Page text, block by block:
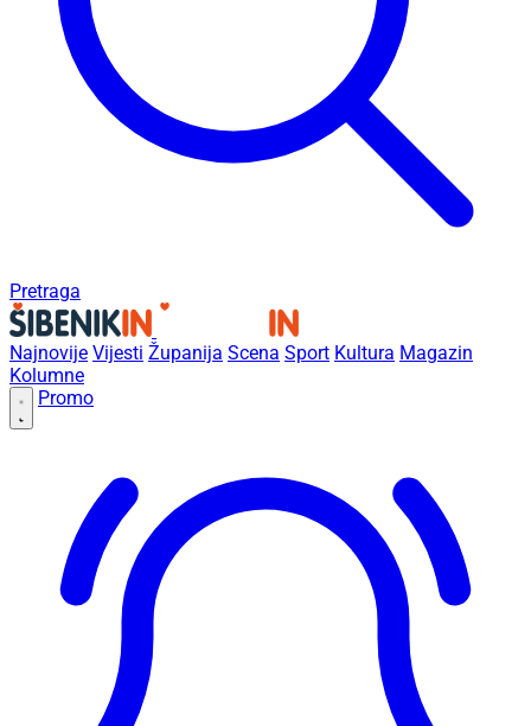
Pretraga
Najnovije Vijesti Županija Scena Sport Kultura Magazin
Kolumne
Promo